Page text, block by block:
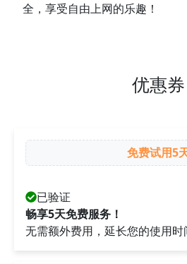
全，享受自由上网的乐趣！
优惠券
免费试用5
已验证
畅享5天免费服务！
无需额外费用，延长您的使用时